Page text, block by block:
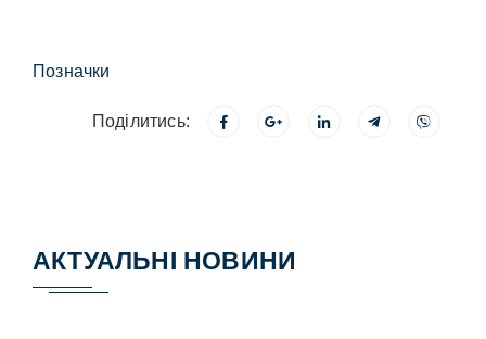
Позначки
Поділитись:
АКТУАЛЬНІ НОВИНИ